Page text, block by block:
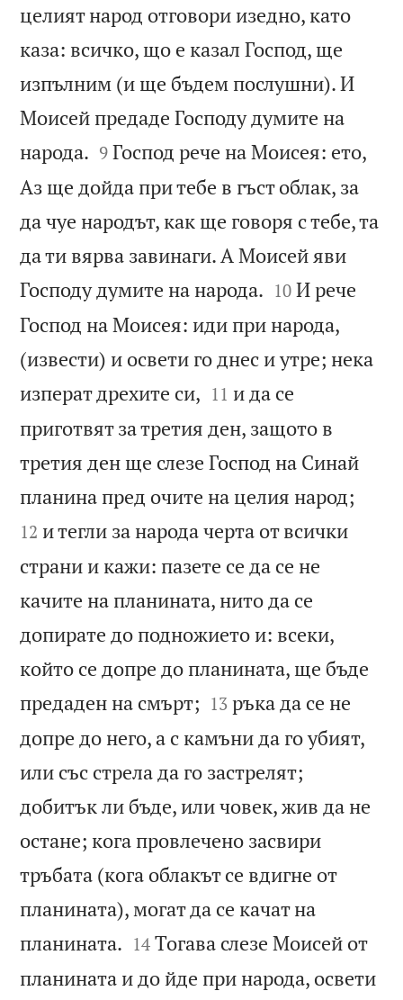
целият народ отговори изедно, като
каза: всичко, що е казал Господ, ще
изпълним (и ще бъдем послушни). И
Моисей предаде Господу думите на
народа. 

9 Господ рече на Моисея: ето,
Аз ще дойда при тебе в гъст облак, за
да чуе народът, как ще говоря с тебе, та
да ти вярва завинаги. А Моисей яви
Господу думите на народа. 

10 И рече
Господ на Моисея: иди при народа,
(извести) и освети го днес и утре; нека
изперат дрехите си, 

11 и да се
приготвят за третия ден, защото в
третия ден ще слезе Господ на Синай
планина пред очите на целия народ;
12 и тегли за народа черта от всички
страни и кажи: пазете се да се не
качите на планината, нито да се
допирате до подножието и: всеки,
който се допре до планината, ще бъде
предаден на смърт; 

13 ръка да се не
допре до него, а с камъни да го убият,
или със стрела да го застрелят;
добитък ли бъде, или човек, жив да не
остане; кога провлечено засвири
тръбата (кога облакът се вдигне от
планината), могат да се качат на
планината. 

14 Тогава слезе Моисей от
планината и до йде при народа, освети